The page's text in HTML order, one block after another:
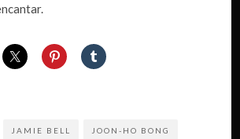
JAMIE BELL JOON-HO BONG